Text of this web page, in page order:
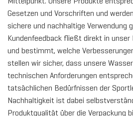
Gesetzen und Vorschriften und
sichere und nachhaltige Verwendung
Kundenfeedback fließt direkt in
und bestimmt, welche
stellen wir sicher, dass unsere
technischen Anforderungen
tatsächlichen Bedürfnissen der
Nachhaltigkeit ist dabei
Produktqualität über die Verpackung